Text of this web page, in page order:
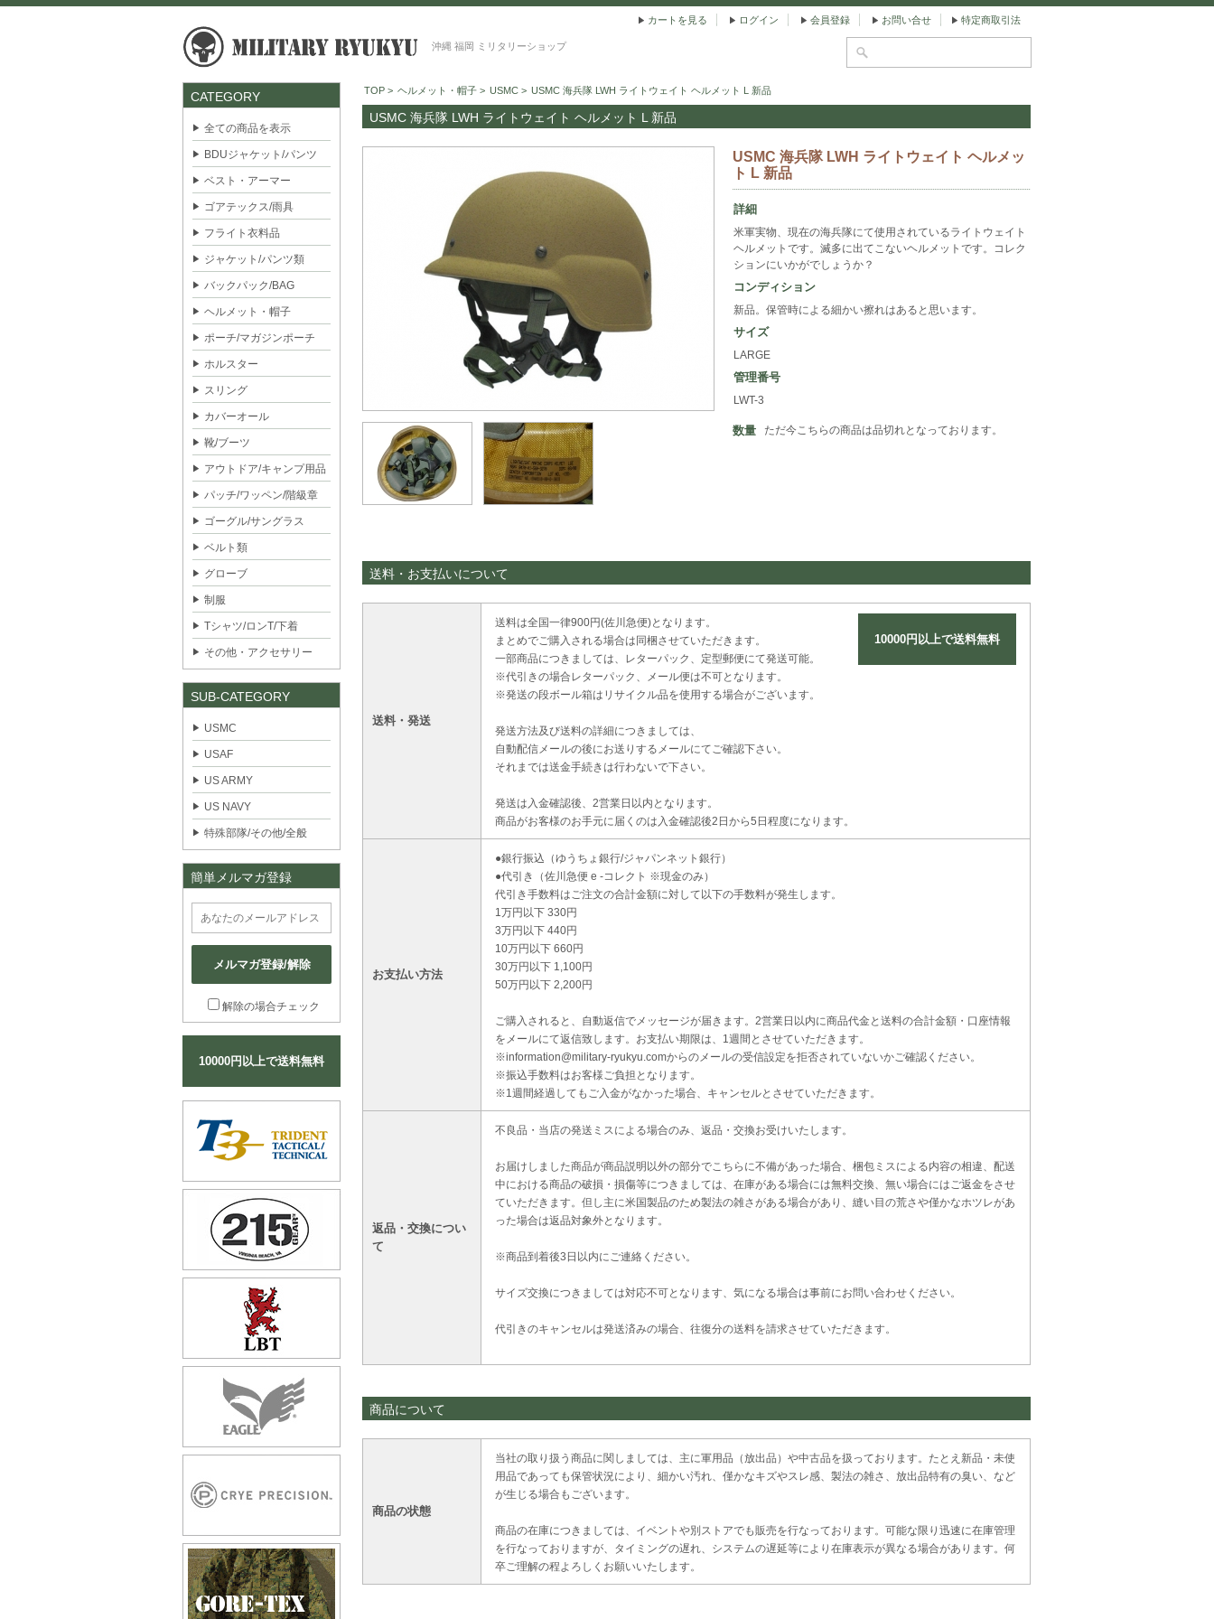
沖縄 福岡 ミリタリーショップ
カートを見る ログイン 会員登録 お問い合せ 特定商取引法
CATEGORY
全ての商品を表示
BDUジャケット/パンツ
ベスト・アーマー
ゴアテックス/雨具
フライト衣料品
ジャケット/パンツ類
バックパック/BAG
ヘルメット・帽子
ポーチ/マガジンポーチ
ホルスター
スリング
カバーオール
靴/ブーツ
アウトドア/キャンプ用品
パッチ/ワッペン/階級章
ゴーグル/サングラス
ベルト類
グローブ
制服
Tシャツ/ロンT/下着
その他・アクセサリー
SUB-CATEGORY
USMC
USAF
US ARMY
US NAVY
特殊部隊/その他/全般
簡単メルマガ登録
メルマガ登録/解除
解除の場合チェック
10000円以上で送料無料
TOP > ヘルメット・帽子 > USMC > USMC 海兵隊 LWH ライトウェイト ヘルメット L 新品
USMC 海兵隊 LWH ライトウェイト ヘルメット L 新品
USMC 海兵隊 LWH ライトウェイト ヘルメッ
ト L 新品
詳細
米軍実物、現在の海兵隊にて使用されているライトウェイト
ヘルメットです。滅多に出てこないヘルメットです。コレク
ションにいかがでしょうか？
コンディション
新品。保管時による細かい擦れはあると思います。
サイズ
LARGE
管理番号
LWT-3
数量 ただ今こちらの商品は品切れとなっております。
送料・お支払いについて
送料・発送
10000円以上で送料無料
送料は全国一律900円(佐川急便)となります。
まとめでご購入される場合は同梱させていただきます。
一部商品につきましては、レターパック、定型郵便にて発送可能。
※代引きの場合レターパック、メール便は不可となります。
※発送の段ボール箱はリサイクル品を使用する場合がございます。
発送方法及び送料の詳細につきましては、
自動配信メールの後にお送りするメールにてご確認下さい。
それまでは送金手続きは行わないで下さい。
発送は入金確認後、2営業日以内となります。
商品がお客様のお手元に届くのは入金確認後2日から5日程度になります。
お支払い方法
●銀行振込（ゆうちょ銀行/ジャパンネット銀行）
●代引き（佐川急便 e -コレクト ※現金のみ）
代引き手数料はご注文の合計金額に対して以下の手数料が発生します。
1万円以下 330円
3万円以下 440円
10万円以下 660円
30万円以下 1,100円
50万円以下 2,200円
ご購入されると、自動返信でメッセージが届きます。2営業日以内に商品代金と送料の合計金額・口座情報
をメールにて返信致します。お支払い期限は、1週間とさせていただきます。
※information@military-ryukyu.comからのメールの受信設定を拒否されていないかご確認ください。
※振込手数料はお客様ご負担となります。
※1週間経過してもご入金がなかった場合、キャンセルとさせていただきます。
返品・交換につい
て
不良品・当店の発送ミスによる場合のみ、返品・交換お受けいたします。
お届けしました商品が商品説明以外の部分でこちらに不備があった場合、梱包ミスによる内容の相違、配送
中における商品の破損・損傷等につきましては、在庫がある場合には無料交換、無い場合にはご返金をさせ
ていただきます。但し主に米国製品のため製法の雑さがある場合があり、縫い目の荒さや僅かなホツレがあ
った場合は返品対象外となります。
※商品到着後3日以内にご連絡ください。
サイズ交換につきましては対応不可となります、気になる場合は事前にお問い合わせください。
代引きのキャンセルは発送済みの場合、往復分の送料を請求させていただきます。
商品について
商品の状態
当社の取り扱う商品に関しましては、主に軍用品（放出品）や中古品を扱っております。たとえ新品・未使
用品であっても保管状況により、細かい汚れ、僅かなキズやスレ感、製法の雑さ、放出品特有の臭い、など
が生じる場合もございます。
商品の在庫につきましては、イベントや別ストアでも販売を行なっております。可能な限り迅速に在庫管理
を行なっておりますが、タイミングの遅れ、システムの遅延等により在庫表示が異なる場合があります。何
卒ご理解の程よろしくお願いいたします。